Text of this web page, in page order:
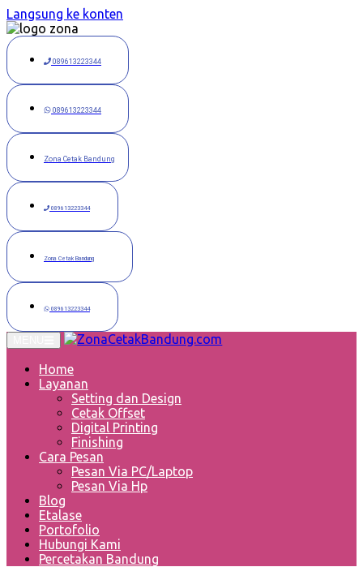
Langsung ke konten
089613223344
089613223344
Zona Cetak Bandung
089613223344
Zona Cetak Bandung
089613223344
Home
Layanan
Setting dan Design
Cetak Offset
Digital Printing
Finishing
Cara Pesan
Pesan Via PC/Laptop
Pesan Via Hp
Blog
Etalase
Portofolio
Hubungi Kami
Percetakan Bandung